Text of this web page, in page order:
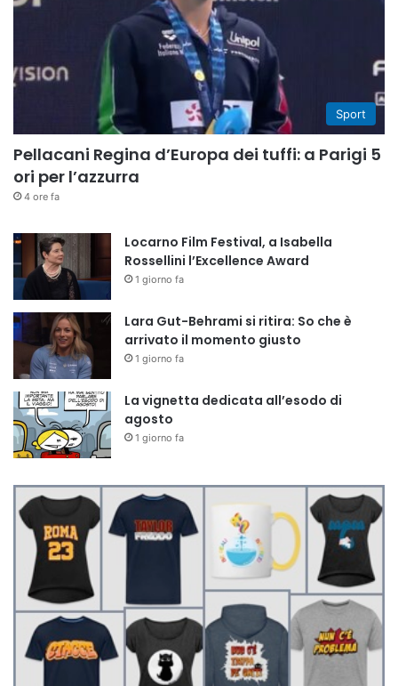
Sport
Pellacani Regina d’Europa dei tuffi: a Parigi 5
ori per l’azzurra
4 ore fa
Locarno Film Festival, a Isabella
Rossellini l’Excellence Award
1 giorno fa
Lara Gut-Behrami si ritira: So che è
arrivato il momento giusto
1 giorno fa
La vignetta dedicata all’esodo di
agosto
1 giorno fa